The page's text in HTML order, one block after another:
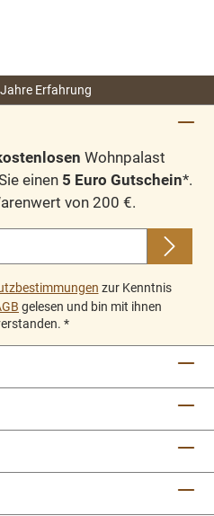
Erfahrung
Wohnpalast
einen 5 Euro Gutschein*.
von 200 €.
zur Kenntnis
gelesen und bin mit ihnen
*